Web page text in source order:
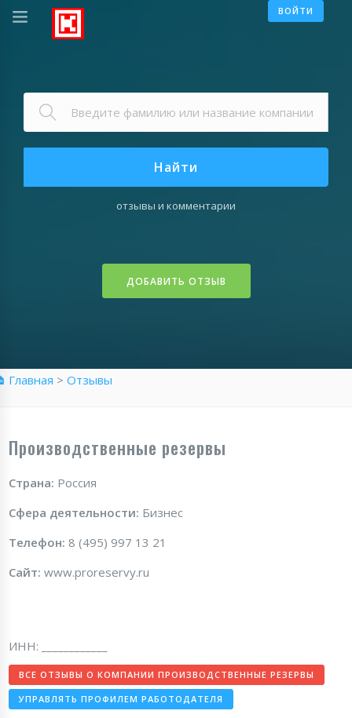
ВОЙТИ
Найти
отзывы и комментарии
ДОБАВИТЬ ОТЗЫВ
Главная > Отзывы
Производственные резервы
Страна: Россия
Сфера деятельности: Бизнес
Телефон: 8 (495) 997 13 21
Сайт: www.proreservy.ru
ИНН: ____________
ВСЕ ОТЗЫВЫ О КОМПАНИИ ПРОИЗВОДСТВЕННЫЕ РЕЗЕРВЫ
УПРАВЛЯТЬ ПРОФИЛЕМ РАБОТОДАТЕЛЯ